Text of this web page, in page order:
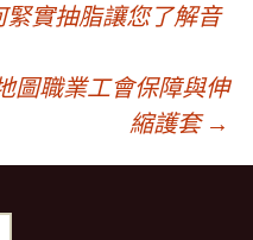
緊實抽脂讓您了解音
圖職業工會保障與伸
縮護套 →